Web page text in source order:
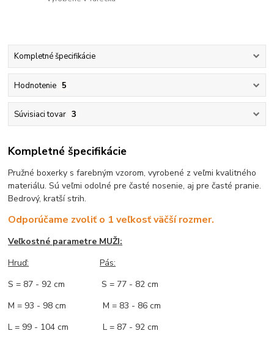
Kompletné špecifikácie
Hodnotenie 5
Súvisiaci tovar 3
Kompletné špecifikácie
Pružné boxerky s farebným vzorom, vyrobené z veľmi kvalitného
materiálu. Sú veľmi odolné pre časté nosenie, aj pre časté pranie.
Bedrový, kratší strih.
Odporúčame zvoliť o 1 veľkosť väčší rozmer.
Veľkostné parametre MUŽI:
Hruď:
Pás:
S = 87 - 92 cm S = 77 - 82 cm
M = 93 - 98 cm M = 83 - 86 cm
L = 99 - 104 cm L = 87 - 92 cm